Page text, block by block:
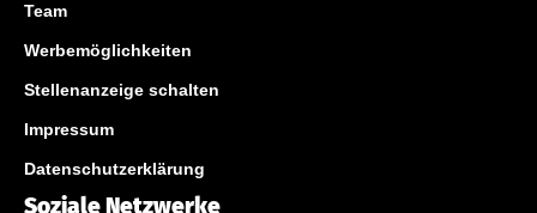
Team
Werbemöglichkeiten
Stellenanzeige schalten
Impressum
Datenschutzerklärung
Soziale Netzwerke